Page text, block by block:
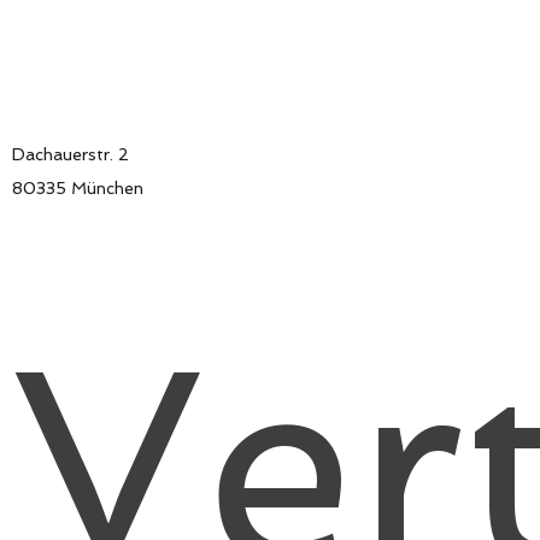
Dachauerstr. 2
80335 München